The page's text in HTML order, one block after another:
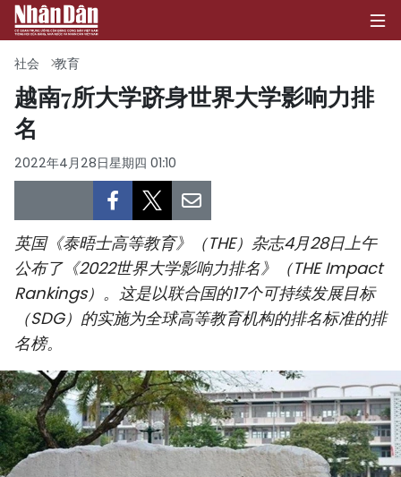
政治
经济
社会
环保
体育
国际
旅游
社会 教育
越南7所大学跻身世界大学影响力排
名
2022年4月28日星期四 01:10
英国《泰晤士高等教育》（THE）杂志4月28日上午
公布了《2022世界大学影响力排名》（THE Impact
Rankings）。这是以联合国的17个可持续发展目标
（SDG）的实施为全球高等教育机构的排名标准的排
名榜。